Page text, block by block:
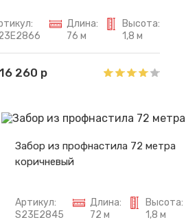
Длина:
76 м
Высота:
1,8 м
260 р
Забор из профнастила 72 метра
коричневый
Артикул:
S23E2845
Длина:
72 м
Высота:
1,8 м